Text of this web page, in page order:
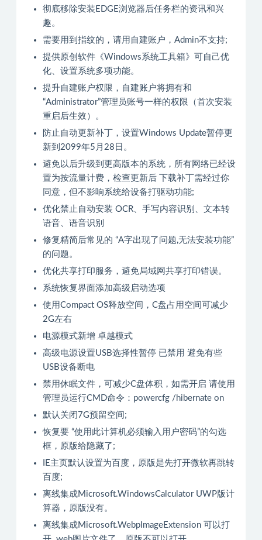
彻底移除安装EDGE浏览器后任务栏的资讯和兴
趣。
需要用到指纹的，请用自建账户，Admin不支持;
提供原创软件《Windows系统工具箱》可自己优
化、设置系统多项功能。
提升自建账户权限，自建账户将拥有和
“Administrator”管理员账号一样的权限（首次安装
重启后生效）。
防止自动更新补丁，设置Windows Update暂停更
新到2099年5月28日。
避免以后升级到更高版本的系统，所有网络已经设
置为按流量计费，检查更新后 下载补丁需经过你
同意，但不影响系统给设备打驱动功能;
优化禁止自动安装 OCR、手写内容识别、文本转
语音、语音识别
修复精简后常见的 “A字出现了问题,无法安装功能”
的问题。
优化共享打印服务，避免局域网共享打印错误。
系统恢复界面添加高级启动选项
使用Compact OS释放空间，C盘占用空间可减少
2G左右
电源模式新增 卓越模式
高级电源设置USB选择性暂停 已禁用 避免有些
USB设备断电
禁用休眠文件，可减少C盘体积，如需开启 请使用
管理员运行CMD命令：powercfg /hibernate on
默认关闭7G预留空间;
恢复要 “使用此计算机必须输入用户密码”的勾选
框，原版给隐藏了;
IE主页默认设置为百度，原版是先打开微软再跳转
百度;
离线集成Microsoft.WindowsCalculator UWP版计
算器，原版没有。
离线集成Microsoft.WebpImageExtension 可以打